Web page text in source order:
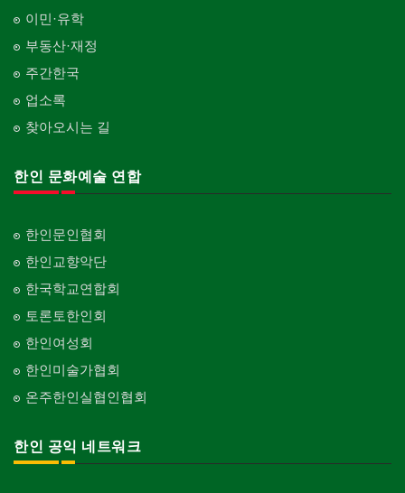
이민·유학
부동산·재정
주간한국
업소록
찾아오시는 길
한인 문화예술 연합
한인문인협회
한인교향악단
한국학교연합회
토론토한인회
한인여성회
한인미술가협회
온주한인실협인협회
한인 공익 네트워크